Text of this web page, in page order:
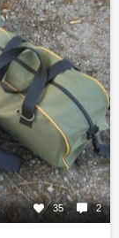
35 2